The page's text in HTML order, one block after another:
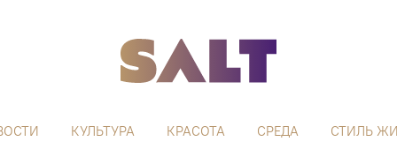
КУЛЬТУРА КРАСОТА СРЕДА СТИЛЬ